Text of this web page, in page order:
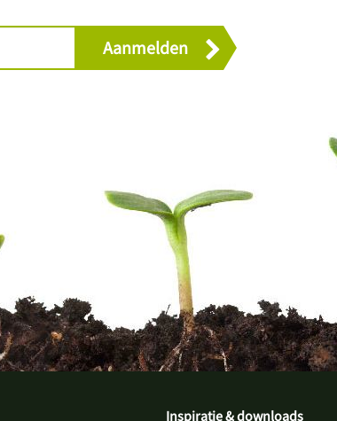
Inspiratie & downloads